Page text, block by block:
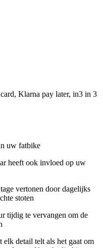
Klarna pay later, in3 in 3
uw fatbike
heeft ook invloed op uw
vertonen door dagelijks
stoten
tijdig te vervangen om de
detail telt als het gaat om